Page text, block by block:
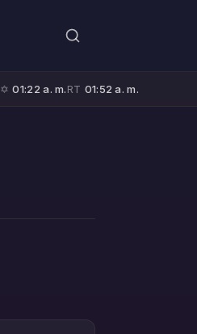
✡01:22 a. m.RT 01:52 a. m.